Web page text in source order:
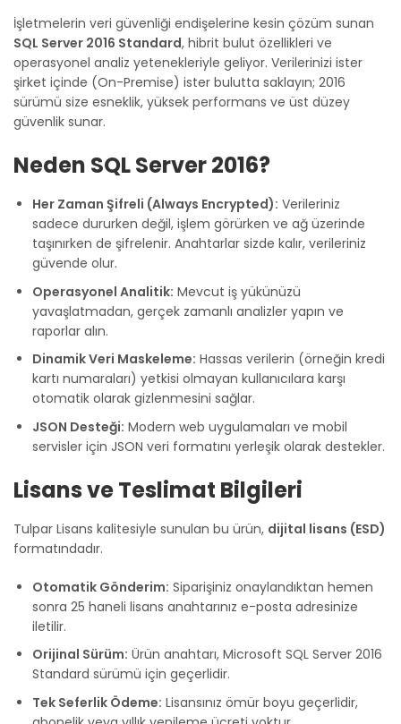
İşletmelerin veri güvenliği endişelerine kesin çözüm sunan
SQL Server 2016 Standard, hibrit bulut özellikleri ve
operasyonel analiz yetenekleriyle geliyor. Verilerinizi ister
şirket içinde (On-Premise) ister bulutta saklayın; 2016
sürümü size esneklik, yüksek performans ve üst düzey
güvenlik sunar.
Neden SQL Server 2016?
Her Zaman Şifreli (Always Encrypted): Verileriniz
sadece dururken değil, işlem görürken ve ağ üzerinde
taşınırken de şifrelenir. Anahtarlar sizde kalır, verileriniz
güvende olur.
Operasyonel Analitik: Mevcut iş yükünüzü
yavaşlatmadan, gerçek zamanlı analizler yapın ve
raporlar alın.
Dinamik Veri Maskeleme: Hassas verilerin (örneğin kredi
kartı numaraları) yetkisi olmayan kullanıcılara karşı
otomatik olarak gizlenmesini sağlar.
JSON Desteği: Modern web uygulamaları ve mobil
servisler için JSON veri formatını yerleşik olarak destekler.
Lisans ve Teslimat Bilgileri
Tulpar Lisans kalitesiyle sunulan bu ürün, dijital lisans (ESD)
formatındadır.
Otomatik Gönderim: Siparişiniz onaylandıktan hemen
sonra 25 haneli lisans anahtarınız e-posta adresinize
iletilir.
Orijinal Sürüm: Ürün anahtarı, Microsoft SQL Server 2016
Standard sürümü için geçerlidir.
Tek Seferlik Ödeme: Lisansınız ömür boyu geçerlidir,